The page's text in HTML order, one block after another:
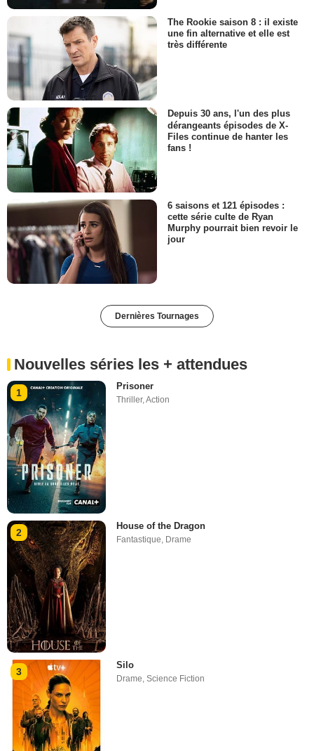
The Rookie saison 8 : il existe
une fin alternative et elle est
très différente
Depuis 30 ans, l'un des plus
dérangeants épisodes de X-
Files continue de hanter les
fans !
6 saisons et 121 épisodes :
cette série culte de Ryan
Murphy pourrait bien revoir le
jour
Dernières Tournages
Nouvelles séries les + attendues
1
Prisoner
Thriller,Action
2
House of the Dragon
Fantastique Drame
3
Silo
Drame,Science Fiction